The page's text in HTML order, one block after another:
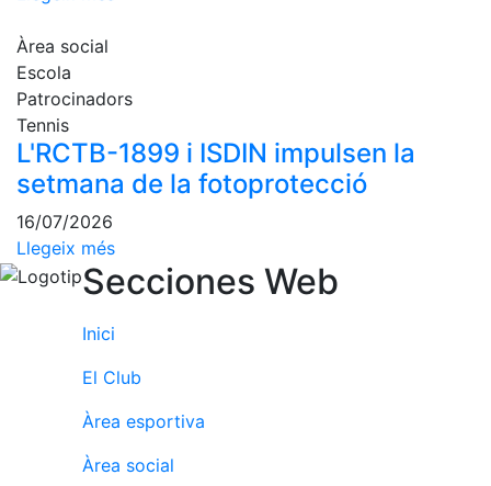
Entrenaments
personals
Activitats
dirigides
Piscina
Normativa
Restaurants
Restaurant
L'Snack
Casa Arilla
Piscina
Àrea social
Escola
Patrocinadors
Tennis
L'RCTB-1899 i ISDIN impulsen la
setmana de la fotoprotecció
16/07/2026
Llegeix més
Secciones Web
Inici
El Club
Àrea esportiva
Àrea social